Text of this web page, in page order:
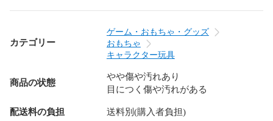
カテゴリー
ゲーム・おもちゃ・グッズ
おもちゃ
キャラクター玩具
商品の状態
やや傷や汚れあり
目につく傷や汚れがある
配送料の負担 送料別(購入者負担)